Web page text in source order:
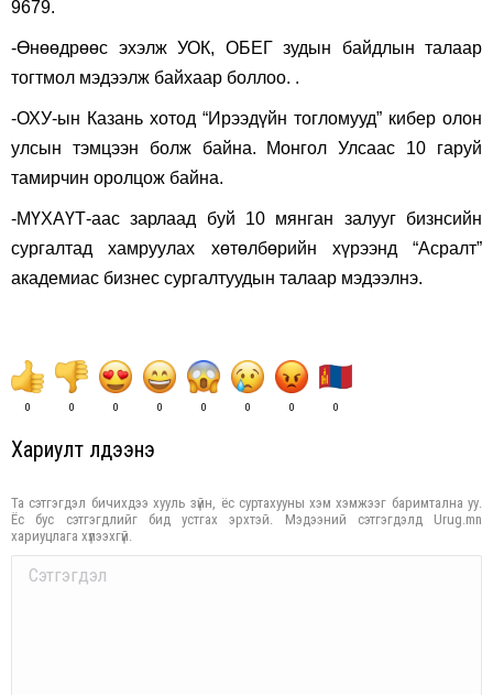
9679.
-Өнөөдрөөс эхэлж УОК, ОБЕГ зудын байдлын талаар
тогтмол мэдээлж байхаар боллоо. .
-ОХУ-ын Казань хотод “Ирээдүйн тогломууд” кибер олон
улсын тэмцээн болж байна. Монгол Улсаас 10 гаруй
тамирчин оролцож байна.
-МҮХАҮТ-аас зарлаад буй 10 мянган залууг бизнсийн
сургалтад хамруулах хөтөлбөрийн хүрээнд “Асралт”
академиас бизнес сургалтуудын талаар мэдээлнэ.
0 0 0 0 0 0 0 0
Хариулт үлдээнэ үү
Та сэтгэгдэл бичихдээ хууль зүйн, ёс суртахууны хэм хэмжээг баримтална уу.
Ёс бус сэтгэгдлийг бид устгах эрхтэй. Мэдээний сэтгэгдэлд Urug.mn
хариуцлага хүлээхгүй.
Comment